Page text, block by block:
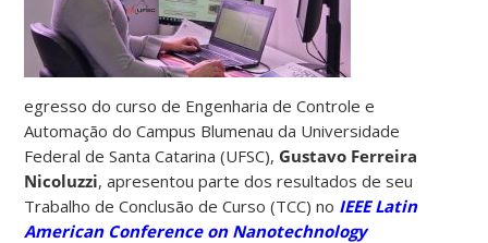
egresso do curso de Engenharia de Controle e
Automação do Campus Blumenau da Universidade
Federal de Santa Catarina (UFSC), Gustavo Ferreira
Nicoluzzi, apresentou parte dos resultados de seu
Trabalho de Conclusão de Curso (TCC) no IEEE Latin
American Conference on Nanotechnology